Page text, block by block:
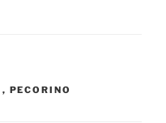
, PECORINO